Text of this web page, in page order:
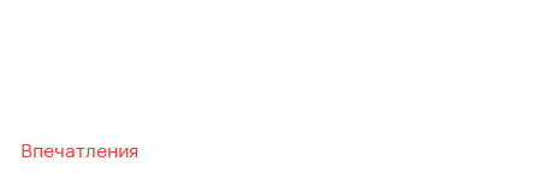
Впечатления